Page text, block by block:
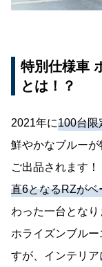
特別仕様車
とは！？
2021年に100台限
鮮やかなブルー
ご出品されます！
直6となるRZがベ
わった一台となり
ホライズンブル
すが、インテリア